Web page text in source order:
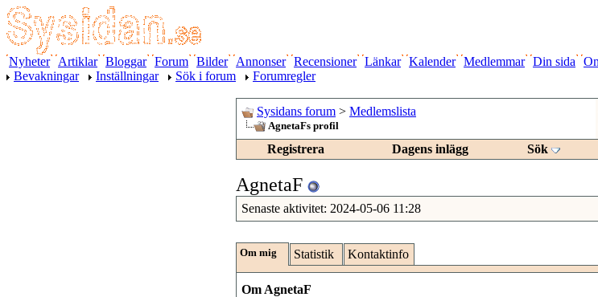
Nyheter
Artiklar Bloggar Forum Bilder Annonser Recensioner Länkar Kalender Medlemmar Din sida
Bevakningar
Inställningar Sök i forum Forumregler
Sysidans forum > Medlemslista
AgnetaFs profil
Registrera
Dagens inlägg Sök
AgnetaF
Senaste aktivitet: 2024-05-06 11:28
Om mig Statistik Kontaktinfo
Om AgnetaF